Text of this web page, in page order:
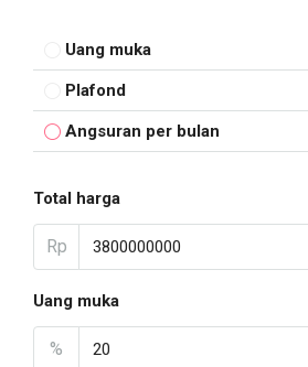
Uang muka
Plafond
Angsuran per bulan
Total harga
Rp
Uang muka
%